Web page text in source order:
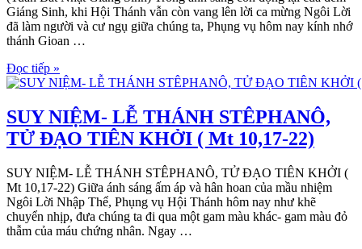
Giáng Sinh, khi Hội Thánh vẫn còn vang lên lời ca mừng Ngôi Lời
đã làm người và cư ngụ giữa chúng ta, Phụng vụ hôm nay kính nhớ
thánh Gioan …
Đọc tiếp »
SUY NIỆM- LỄ THÁNH STÊPHANÔ,
TỬ ĐẠO TIÊN KHỞI ( Mt 10,17-22)
SUY NIỆM- LỄ THÁNH STÊPHANÔ, TỬ ĐẠO TIÊN KHỞI (
Mt 10,17-22) Giữa ánh sáng ấm áp và hân hoan của mầu nhiệm
Ngôi Lời Nhập Thể, Phụng vụ Hội Thánh hôm nay như khẽ
chuyển nhịp, đưa chúng ta đi qua một gam màu khác- gam màu đỏ
thẫm của máu chứng nhân. Ngay …